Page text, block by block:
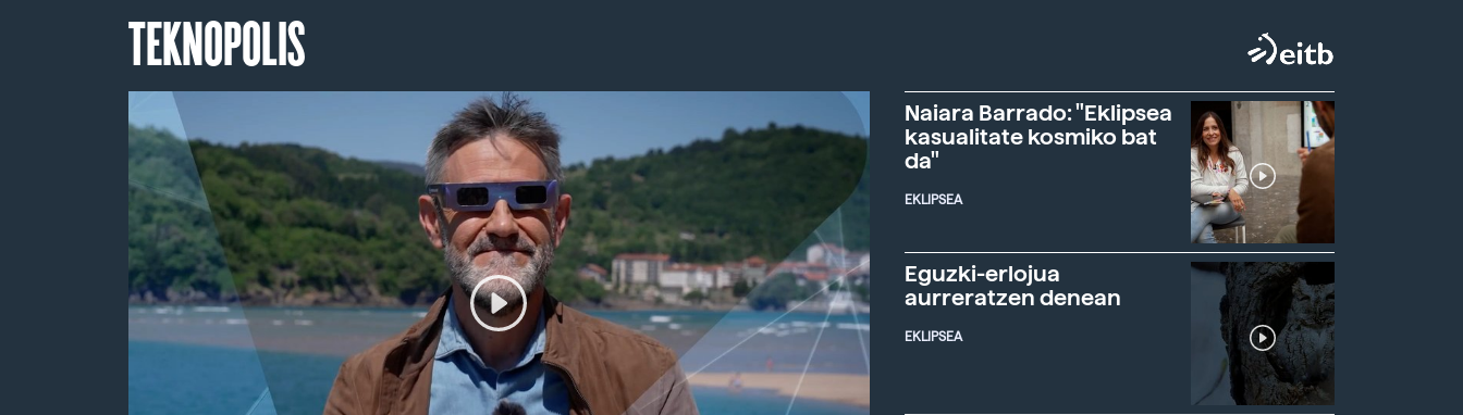
TEKNOPOLIS
Naiara Barrado: "Eklipsea
kasualitate kosmiko bat
da"
EKLIPSEA
Eguzki-erlojua
aurreratzen denean
EKLIPSEA